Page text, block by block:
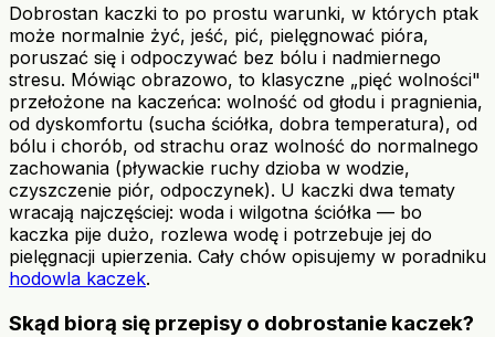
Dobrostan kaczki to po prostu warunki, w których ptak
może normalnie żyć, jeść, pić, pielęgnować pióra,
poruszać się i odpoczywać bez bólu i nadmiernego
stresu. Mówiąc obrazowo, to klasyczne „pięć wolności"
przełożone na kaczeńca: wolność od głodu i pragnienia,
od dyskomfortu (sucha ściółka, dobra temperatura), od
bólu i chorób, od strachu oraz wolność do normalnego
zachowania (pływackie ruchy dzioba w wodzie,
czyszczenie piór, odpoczynek). U kaczki dwa tematy
wracają najczęściej: woda i wilgotna ściółka — bo
kaczka pije dużo, rozlewa wodę i potrzebuje jej do
pielęgnacji upierzenia. Cały chów opisujemy w poradniku
hodowla kaczek.
Skąd biorą się przepisy o dobrostanie kaczek?